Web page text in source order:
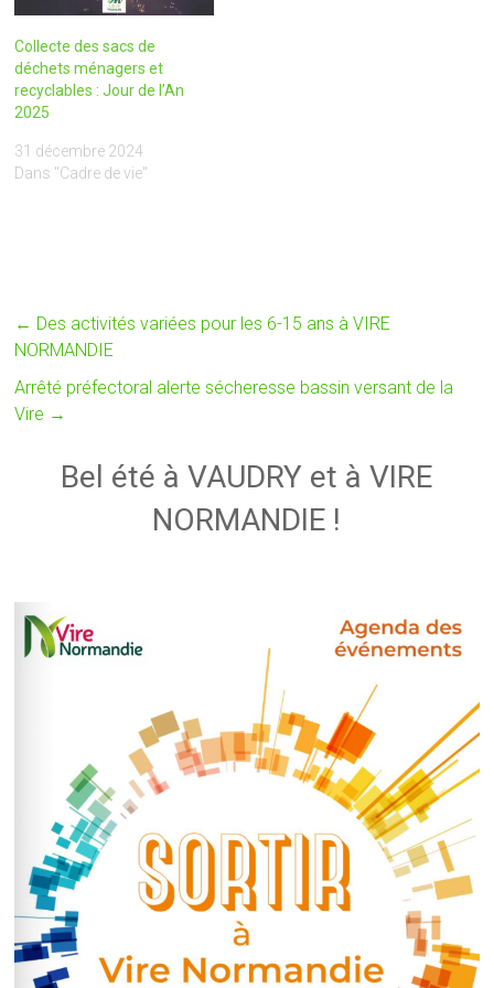
commune déléguée de…
Collecte des sacs de
déchets ménagers et
recyclables : Jour de l’An
2025
31 décembre 2024
Dans "Cadre de vie"
← Des activités variées pour les 6-15 ans à VIRE
NORMANDIE
Arrêté préfectoral alerte sécheresse bassin versant de la
Vire →
Bel été à VAUDRY et à VIRE
NORMANDIE !